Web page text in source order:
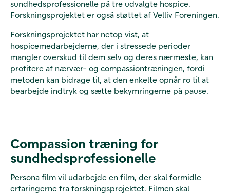
sundhedsprofessionelle på tre udvalgte hospice.
Forskningsprojektet er også støttet af Velliv Foreningen.
Forskningsprojektet har netop vist, at
hospicemedarbejderne, der i stressede perioder
mangler overskud til dem selv og deres nærmeste, kan
profitere af nærvær- og compassiontræningen, fordi
metoden kan bidrage til, at den enkelte opnår ro til at
bearbejde indtryk og sætte bekymringerne på pause.
Compassion træning for
sundhedsprofessionelle
Persona film vil udarbejde en film, der skal formidle
erfaringerne fra forskningsprojektet. Filmen skal